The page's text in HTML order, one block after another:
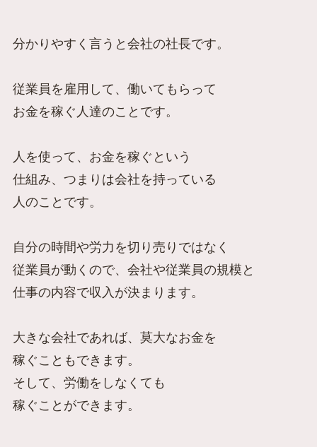
分かりやすく言うと会社の社長です。
従業員を雇用して、働いてもらって
お金を稼ぐ人達のことです。
人を使って、お金を稼ぐという
仕組み、つまりは会社を持っている
人のことです。
自分の時間や労力を切り売りではなく
従業員が動くので、会社や従業員の規模と
仕事の内容で収入が決まります。
大きな会社であれば、莫大なお金を
稼ぐこともできます。
そして、 労働をしなくても
稼ぐことができます。